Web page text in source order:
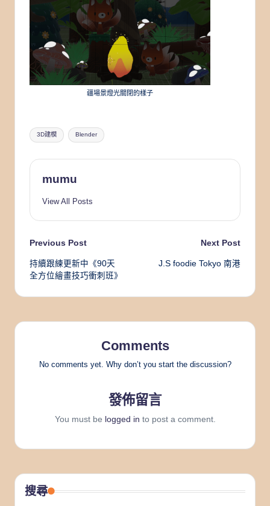
疆場景燈光關閉的樣子
Tags:
3D建模 Blender
mumu
View All Posts
Post
navigation
Previous Post
持續跟練更新中《90天
全方位繪畫技巧衝刺班》
Next Post
J.S foodie Tokyo 南港
Comments
No comments yet. Why don’t you start the discussion?
發佈留言
You must be logged in to post a comment.
搜尋